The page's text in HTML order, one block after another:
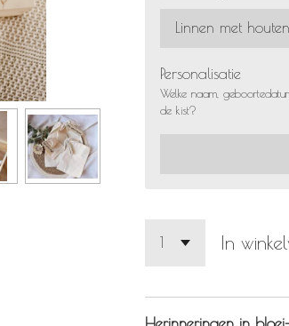
Personalisatie
Welke naam,
de kist?
In